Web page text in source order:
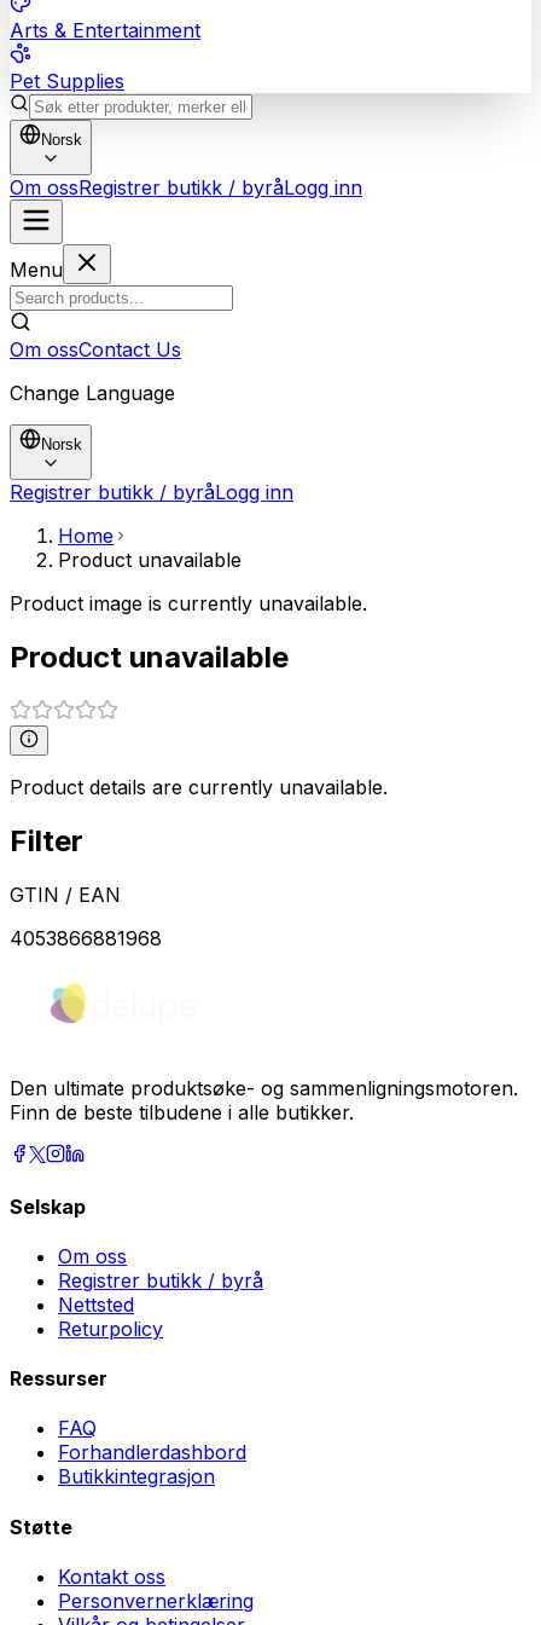
Arts & Entertainment
Pet Supplies
Norsk
Om ossRegistrer butikk / byråLogg inn
Menu
Om ossContact Us
Change Language
Norsk
Registrer butikk / byråLogg inn
Home
Product unavailable
Product image is currently unavailable.
Product unavailable
Product details are currently unavailable.
Filter
GTIN / EAN
4053866881968
Den ultimate produktsøke- og sammenligningsmotoren.
Finn de beste tilbudene i alle butikker.
Selskap
Om oss
Registrer butikk / byrå
Nettsted
Returpolicy
Ressurser
FAQ
Forhandlerdashbord
Butikkintegrasjon
Støtte
Kontakt oss
Personvernerklæring